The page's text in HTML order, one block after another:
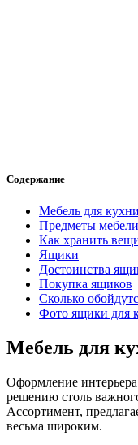
Содержание
Мебель для кухни
Предметы
Как хранить
Ящики
Достоинства
Покупка ящиков
Сколько
Фото ящики для
Мебель для
Оформление интерьера
решению столь
Ассортимент,
весьма широким.